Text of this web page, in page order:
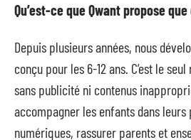
Qu’est-ce que Qwant propose que
Depuis plusieurs années, nous
conçu pour les 6-12 ans. C’est le
sans publicité ni contenus
accompagner les enfants dans
numériques, rassurer parents et